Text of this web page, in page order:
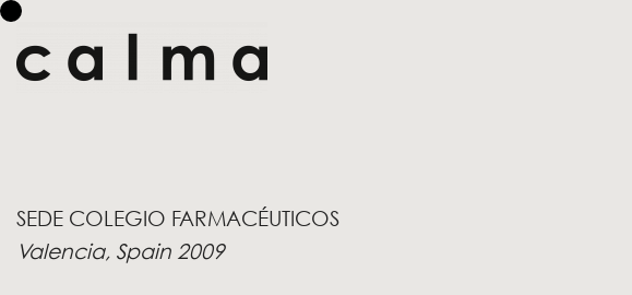
SEDE COLEGIO FARMACÉUTICOS
Valencia, Spain 2009